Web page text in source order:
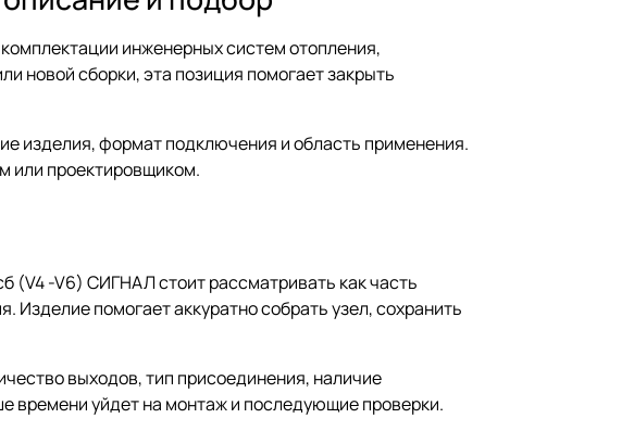
инженерных систем отопления,
новой сборки, эта позиция помогает закрыть
изделия, формат подключения и область применения.
или проектировщиком.
(V4 -V6) СИГНАЛ стоит рассматривать как часть
Изделие помогает аккуратно собрать узел, сохранить
выходов, тип присоединения, наличие
времени уйдет на монтаж и последующие проверки.